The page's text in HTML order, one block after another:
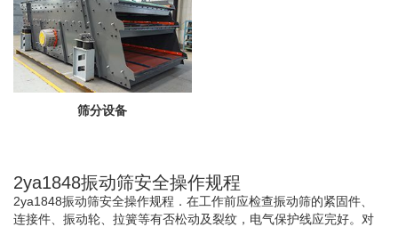
筛分设备
2ya1848振动筛安全操作规程
2ya1848振动筛安全操作规程．在工作前应检查振动筛的紧固件、
连接件、振动轮、拉簧等有否松动及裂纹，电气保护线应完好。对